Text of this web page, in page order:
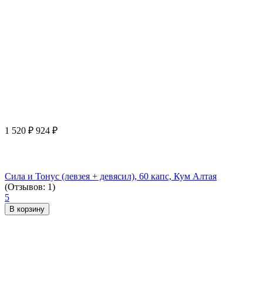
1 520 ₽ 924 ₽
Сила и Тонус (левзея + девясил), 60 капс, Кум Алтая
(Отзывов: 1)
5
В корзину